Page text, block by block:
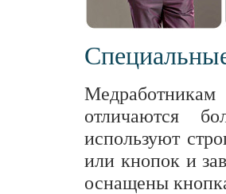
отличаются
используют
или кнопок и
оснащены